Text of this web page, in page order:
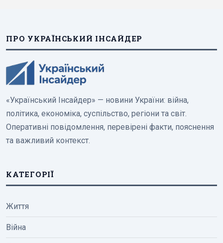
ПРО УКРАЇНСЬКИЙ ІНСАЙДЕР
«Український Інсайдер» — новини України: війна,
політика, економіка, суспільство, регіони та світ.
Оперативні повідомлення, перевірені факти, пояснення
та важливий контекст.
КАТЕГОРІЇ
Життя
Війна